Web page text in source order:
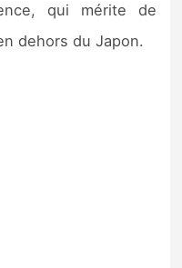
qui mérite de
dehors du Japon.